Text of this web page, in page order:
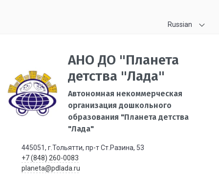
Russian
АНО ДО "Планета
детства "Лада"
Автономная некоммерческая
организация дошкольного
образования "Планета детства
"Лада"
445051, г.Тольятти, пр-т Ст.Разина, 53
+7 (848) 260-0083
planeta@pdlada.ru